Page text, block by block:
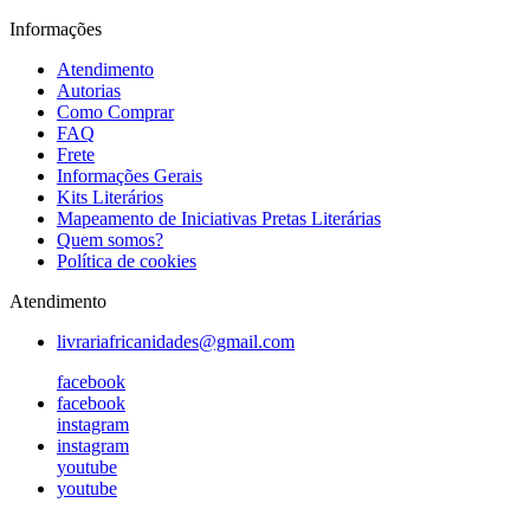
Informações
Atendimento
Autorias
Como Comprar
FAQ
Frete
Informações Gerais
Kits Literários
Mapeamento de Iniciativas Pretas Literárias
Quem somos?
Política de cookies
Atendimento
livrariafricanidades@gmail.com
facebook
facebook
instagram
instagram
youtube
youtube